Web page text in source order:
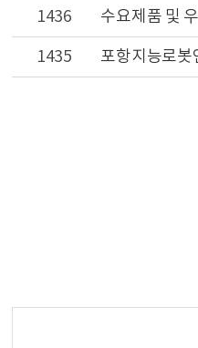
1436 수요제품 및
1435 포항지능로봇